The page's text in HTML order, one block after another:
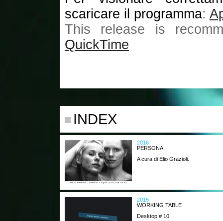
scaricare il programma:
This release is
QuickTime
INDEX
2016
PERSONA
A cura di Elio Grazioli.
2015
WORKING TABLE
Desktop # 10